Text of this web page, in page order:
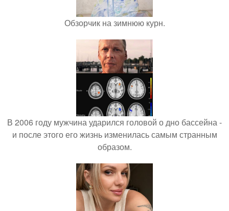
Обзорчик на зимнюю курн.
В 2006 году мужчина ударился головой о дно бассейна -
и после этого его жизнь изменилась самым странным
образом.